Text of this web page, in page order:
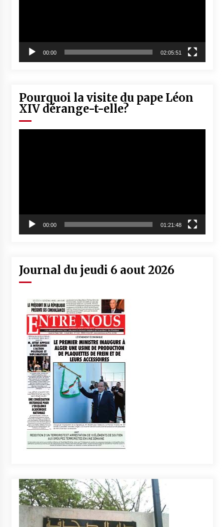
00:00 02:05:51
Pourquoi la visite du pape Léon
XIV dérange-t-elle?
00:00 01:21:48
Journal du jeudi 6 aout 2026